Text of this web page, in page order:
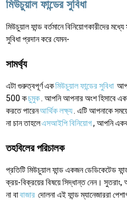
মিউচুয়াল ফান্ডের সুবিধা
মিউচুয়াল ফান্ড বর্তমানে বিনিয়োগকারীদের
সুবিধা প্রদান করে যেমন-
সামর্থ্য
এটা গুরুত্বপূর্ণ একমিউচুয়াল ফান্ডের সুবিধা
500 কচুমুক . আপনি আপনার অংশ হিসাবে
করতে পারেনআর্থিক লক্ষ্য . এটি আপনাকে
না চান তাহলেএসআইপি বিনিয়োগ, আপনি একক
তহবিলের পরিচালক
প্রতিটি মিউচুয়াল ফান্ড একজন ডেডিকেটেড
ক্রয়-বিক্রয়ের বিষয়ে সিদ্ধান্ত নেন।
না বাবাজার দোলনা এই ফান্ড ম্যানেজাররা